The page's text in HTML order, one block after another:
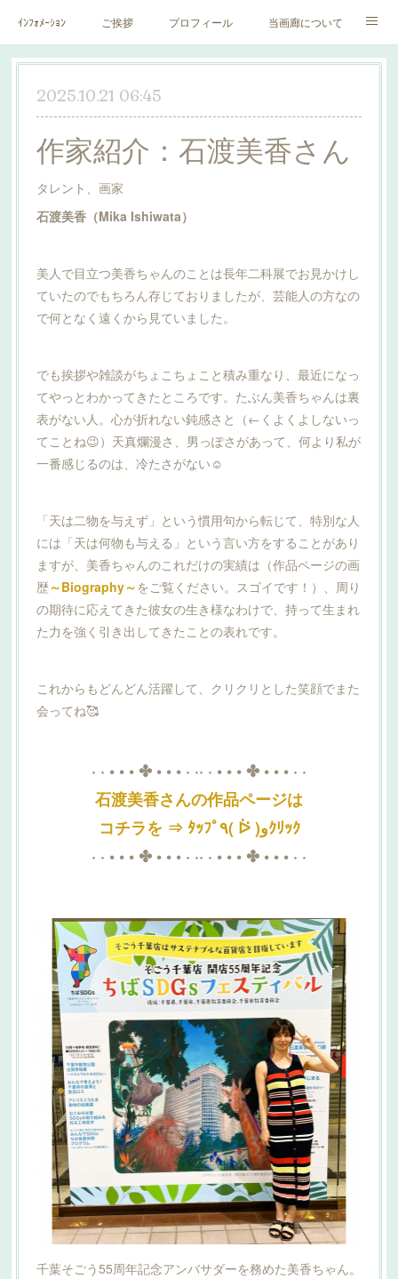
ｲﾝﾌｫﾒｰｼｮﾝ ご挨拶 プロフィール 当画廊について
作家一覧 絵里子画報
2025.10.21 06:45
作家紹介：石渡美香さん
タレント、画家
石渡美香（Mika Ishiwata）
美人で目立つ美香ちゃんのことは長年二科展でお見かけし
ていたのでもちろん存じておりましたが、芸能人の方なの
で何となく遠くから見ていました。
でも挨拶や雑談がちょこちょこと積み重なり、最近になっ
てやっとわかってきたところです。たぶん美香ちゃんは裏
表がない人。心が折れない鈍感さと（←くよくよしないっ
てことね😉）天真爛漫さ、男っぽさがあって、何より私が
一番感じるのは、冷たさがない☺️
「天は二物を与えず」という慣用句から転じて、特別な人
には「天は何物も与える」という言い方をすることがあり
ますが、美香ちゃんのこれだけの実績は（作品ページの画
歴～Biography～ をご覧ください。スゴイです！）、周り
の期待に応えてきた彼女の生き様なわけで、持って生まれ
た力を強く引き出してきたことの表れです。
これからもどんどん活躍して、クリクリとした笑顔でまた
会ってね🥰
· · • • • ✤ • • • · ·· · • • • ✤ • • • · ·
石渡美香さんの作品ページは
コチラを ⇒ ﾀｯﾌﾟ٩( ᐖ )وｸﾘｯｸ
· · • • • ✤ • • • · ·· · • • • ✤ • • • · ·
千葉そごう55周年記念アンバサダーを務めた美香ちゃん。